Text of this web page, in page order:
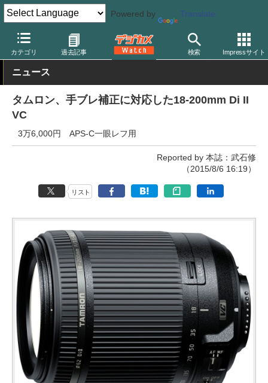
Powered by Translate
カテゴリ 過去記事 検索 Impressサイト
デジカメ Watch レンズ 交換レンズ タムロン
ニュース
タムロン、手ブレ補正に対応した18-200mm Di II
VC
3万6,000円 APS-C一眼レフ用
Reported by 本誌：武石修
（2015/8/6 16:19）
リスト